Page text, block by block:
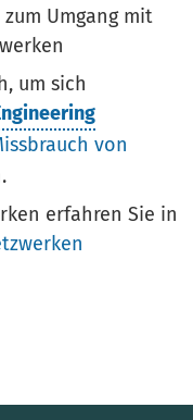
Umgang mit
um sich
von
erfahren Sie in